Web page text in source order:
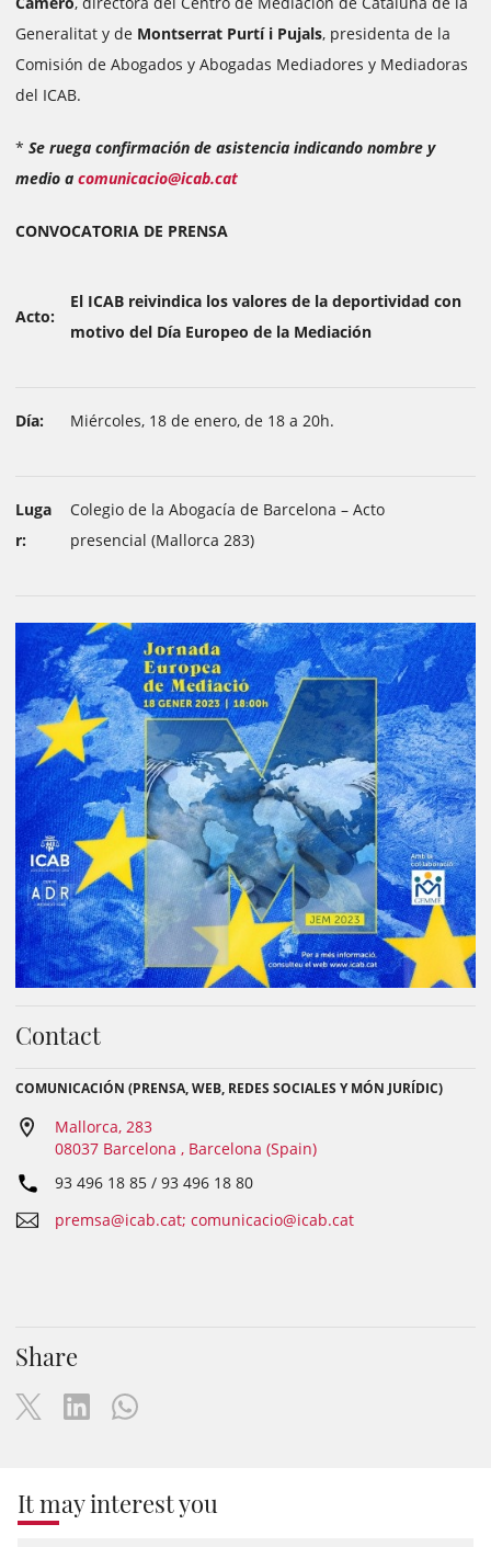
Generalitat y de Montserrat Purtí i Pujals, presidenta de la
Comisión de Abogados y Abogadas Mediadores y Mediadoras
del ICAB.
* Se ruega confirmación de asistencia indicando nombre y
medio a comunicacio@icab.cat
CONVOCATORIA DE PRENSA
Acto:
El ICAB reivindica los valores de la deportividad con
motivo del Día Europeo de la Mediación
Día: Miércoles, 18 de enero, de 18 a 20h.
Luga
r:
Colegio de la Abogacía de Barcelona – Acto
presencial (Mallorca 283)
Contact
COMUNICACIÓN (PRENSA, WEB, REDES SOCIALES Y MÓN JURÍDIC)
Mallorca, 283
08037 Barcelona , Barcelona (Spain)
93 496 18 85 / 93 496 18 80
premsa@icab.cat; comunicacio@icab.cat
Share
It may interest you